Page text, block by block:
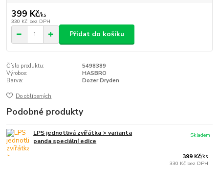
399 Kč/ks
330 Kč bez DPH
Přidat do košíku
Číslo produktu:
5498389
Výrobce:
HASBRO
Barva:
Dozer Dryden
Do oblíbených
Podobné produkty
LPS jednotlivá zvířátka > varianta
panda speciální edice
399 Kč/ks
330 Kč bez DPH
Skladem